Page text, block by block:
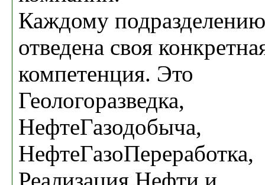
Каждому подразделению
отведена своя
компетенция. Это
Геологоразведка,
НефтеГазодобыча,
НефтеГазоПереработка,
Реализация Нефти и